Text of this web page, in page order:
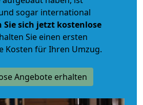
sogar international
Sie sich jetzt kostenlose
Sie einen ersten
Kosten für Ihren Umzug.
Angebote erhalten